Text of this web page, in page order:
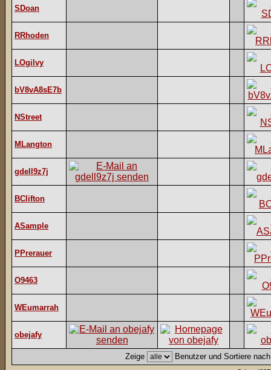
SDoan
RRhoden
LOgilvy
bV8vA8sE7b
NStreet
MLangton
gdell9z7j
BClifton
ASample
PPrerauer
O9463
WEumarrah
obejafy
Zeige Benutzer und Sortiere